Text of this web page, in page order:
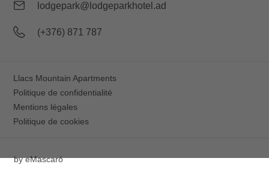
lodgepark@lodgeparkhotel.ad
(+376) 871 787
Llacs Mountain Apartments
Politique de confidentialité
Mentions légales
Politique de cookies
byeMascaró